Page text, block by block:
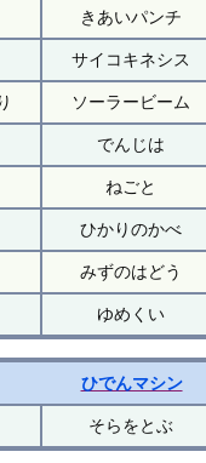
きあいパンチ
サイコキネシス
ソーラービーム
でんじは
ねごと
ひかりのかべ
みずのはどう
ゆめくい
ひでんマシン
そらをとぶ